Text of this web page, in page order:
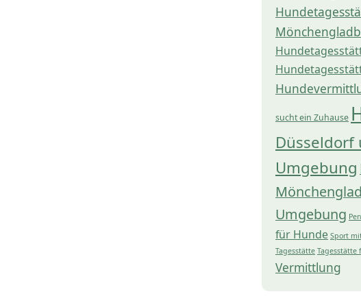
sucht ein Zuhause
Düsseldorf
Umgebung
Umgebung
für Hunde Sport
Tagesstätte Tagesstätte
Vermittlung